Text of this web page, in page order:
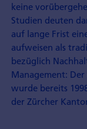
keine
Studien deuten
auf lange Frist
aufweisen als
bezüglich
Management:
wurde bereits
der Zürcher